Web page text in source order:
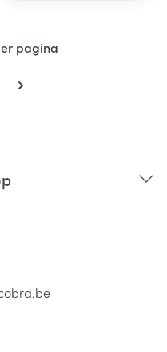
momenteel pagina
pagina